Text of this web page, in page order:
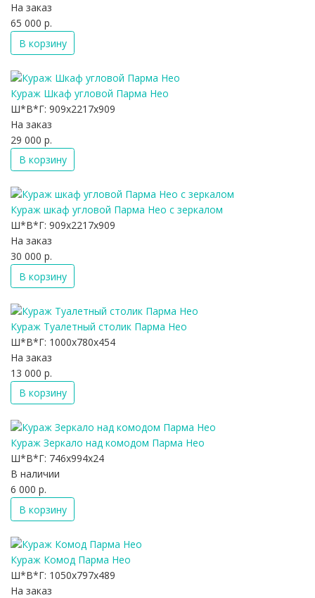
На заказ
65 000 р.
В корзину
Кураж Шкаф угловой Парма Нео
Ш*В*Г: 909x2217x909
На заказ
29 000 р.
В корзину
Кураж шкаф угловой Парма Нео с зеркалом
Ш*В*Г: 909x2217x909
На заказ
30 000 р.
В корзину
Кураж Туалетный столик Парма Нео
Ш*В*Г: 1000x780x454
На заказ
13 000 р.
В корзину
Кураж Зеркало над комодом Парма Нео
Ш*В*Г: 746x994x24
В наличии
6 000 р.
В корзину
Кураж Комод Парма Нео
Ш*В*Г: 1050x797x489
На заказ